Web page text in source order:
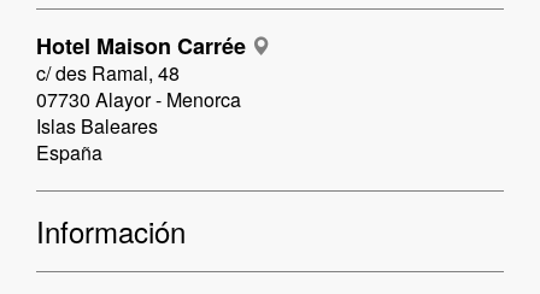
Hotel Maison Carrée
c/ des Ramal, 48
07730 Alayor - Menorca
Islas Baleares
España
Información